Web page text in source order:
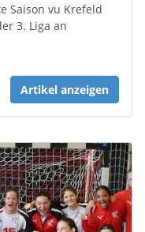
Saison vu Krefeld
3. Liga an
Artikel anzeigen